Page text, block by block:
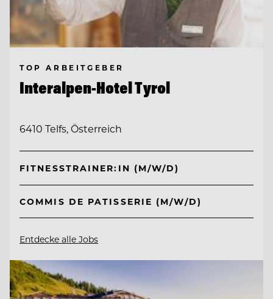
TOP ARBEITGEBER
Interalpen-Hotel Tyrol
6410 Telfs, Österreich
FITNESSTRAINER:IN (M/W/D)
COMMIS DE PATISSERIE (M/W/D)
Entdecke alle Jobs